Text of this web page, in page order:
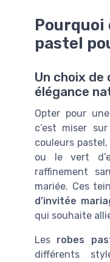
Pourquoi
pastel
Un choix de
élégance
Opter pour une
c’est miser
couleurs
ou le vert
raffinement
mariée. Ces
d’invitée
qui souhaite
Les robes
différents